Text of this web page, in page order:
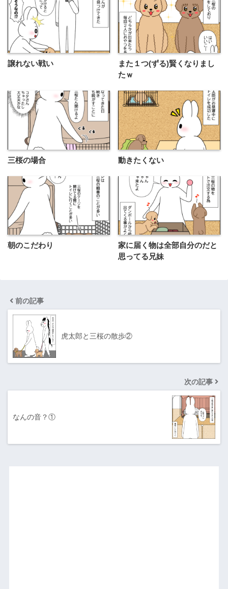
譲れない戦い
また１つ(ずる)賢くなりまし
たｗ
三桜の場合 動きたくない
朝のこだわり
家に届く物は全部自分のだと
思ってる兄妹
前の記事
虎太郎と三桜の散歩②
次の記事
なんの音？①